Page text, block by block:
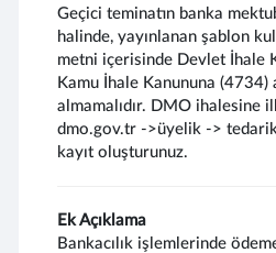
Geçici teminatın banka
halinde, yayınlanan şablon
metni içerisinde Devlet İhale
Kamu İhale Kanununa
almamalıdır. DMO ihalesine
dmo.gov.tr ->üyelik ->
kayıt oluşturunuz.
Ek Açıklama
Bankacılık işlemlerinde